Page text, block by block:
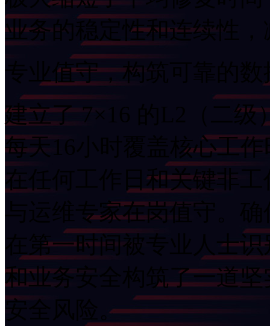
业务的稳定性和连续性
专业值守，构筑可靠的
建立了 7×16 的L2（二级
每天16小时覆盖核心工
在任何工作日和关键非工
与运维专家在岗值守。
在第一时间被专业人士识
和业务安全构筑了一道坚
安全风险。